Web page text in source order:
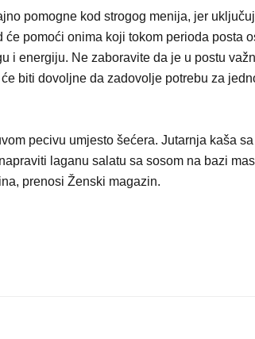
pomogne kod strogog menija, jer
će pomoći onima koji tokom perioda posta
i energiju. Ne zaboravite da je u postu
biti dovoljne da zadovolje potrebu za
pecivu umjesto šećera. Jutarnja kaša
laganu salatu sa sosom na bazi
prenosi Ženski magazin.